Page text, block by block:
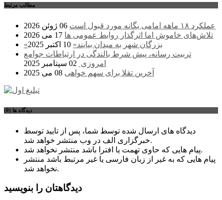
مطالب مرتبط
عملکرد ۱۸ ماهه امامی یگانه مورد قبول است
06 ژوئن 2026
تلاش‌های خاموش اما اثرگذار روابط عمومی ها 17 می 2026
«بزرگان شهر به میدان بیایند» 10 اکتبر 2025
تربیت رسانه، پیش شرط بالندگی در ارتباطات جوامع
امروزی 02 سپتامبر 2025
آخرین تقلا برای سهم خواهی 08 می 2025
دیدگاه ها (0)
دیدگاه های ارسال شده توسط شما، پس از تایید توسط
خبرگزاری الف در وب منتشر خواهد شد.
پیام هایی که حاوی تهمت یا افترا باشد منتشر نخواهد شد.
پیام هایی که به غیر از زبان فارسی یا غیر مرتبط باشد منتشر
نخواهد شد.
دیدگاهتان را بنویسید